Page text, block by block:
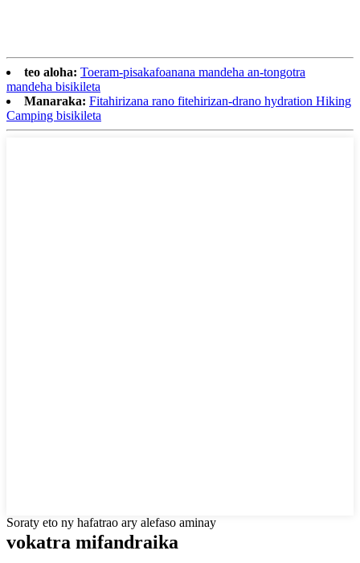
teo aloha: Toeram-pisakafoanana mandeha an-tongotra
mandeha bisikileta
Manaraka: Fitahirizana rano fitehirizan-drano hydration Hiking
Camping bisikileta
Soraty eto ny hafatrao ary alefaso aminay
vokatra mifandraika